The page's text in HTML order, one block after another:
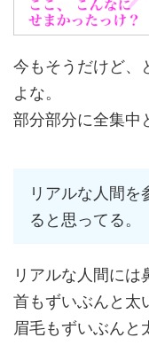
今もそうだけど、
よな。
部分部分に全集中
リアルな人間を
ると思ってる。
リアルな人間には
首もずいぶんと太
眉毛もずいぶんと